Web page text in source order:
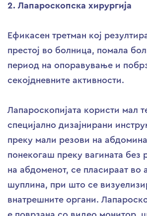
2. Лапароскопска хирургија
Ефикасен третман кој
престој во болница, помала
период на опоравување и
секојдневните активности.
Лапароскопијата користи мал
специјално дизајнирани
преку мали резови на
понекогаш преку вагината без
на абдоменот, се пласираат во
шуплина, при што се
внатрешните органи.